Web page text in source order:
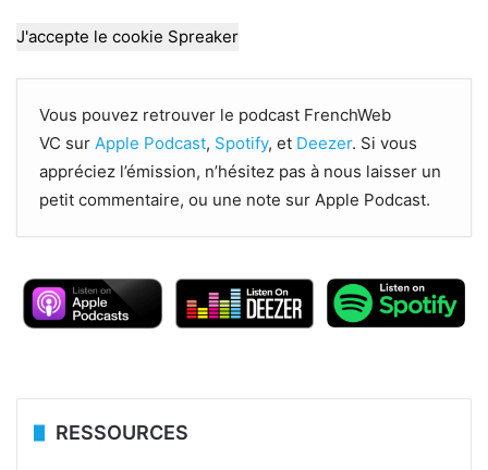
J'accepte le cookie Spreaker
Vous pouvez retrouver le podcast FrenchWeb
VC sur Apple Podcast, Spotify, et Deezer. Si vous
appréciez l’émission, n’hésitez pas à nous laisser un
petit commentaire, ou une note sur Apple Podcast.
RESSOURCES